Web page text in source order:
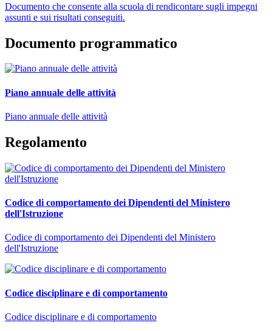
Documento che consente alla scuola di rendicontare sugli impegni
assunti e sui risultati conseguiti.
Documento programmatico
Piano annuale delle attività
Piano annuale delle attività
Regolamento
Codice di comportamento dei Dipendenti del Ministero
dell'Istruzione
Codice di comportamento dei Dipendenti del Ministero
dell'Istruzione
Codice disciplinare e di comportamento
Codice disciplinare e di comportamento